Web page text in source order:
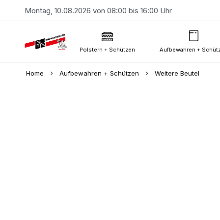
Montag, 10.08.2026 von 08:00 bis 16:00 Uhr
Polstern + Schützen Aufbewahren +
Home Aufbewahren + Schützen Weitere Beutel